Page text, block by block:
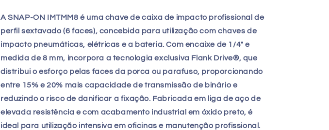
mm
1/4&quot;
-
stock
mm
1/4&quot;
-
stock
A SNAP-ON IMTMM8 é uma chave de caixa de impacto profissional de
perfil sextavado (6 faces), concebida para utilização com chaves de
impacto pneumáticas, elétricas e a bateria. Com encaixe de 1/4" e
medida de 8 mm, incorpora a tecnologia exclusiva Flank Drive®, que
distribui o esforço pelas faces da porca ou parafuso, proporcionando
entre 15% e 20% mais capacidade de transmissão de binário e
reduzindo o risco de danificar a fixação. Fabricada em liga de aço de
elevada resistência e com acabamento industrial em óxido preto, é
ideal para utilização intensiva em oficinas e manutenção profissional.